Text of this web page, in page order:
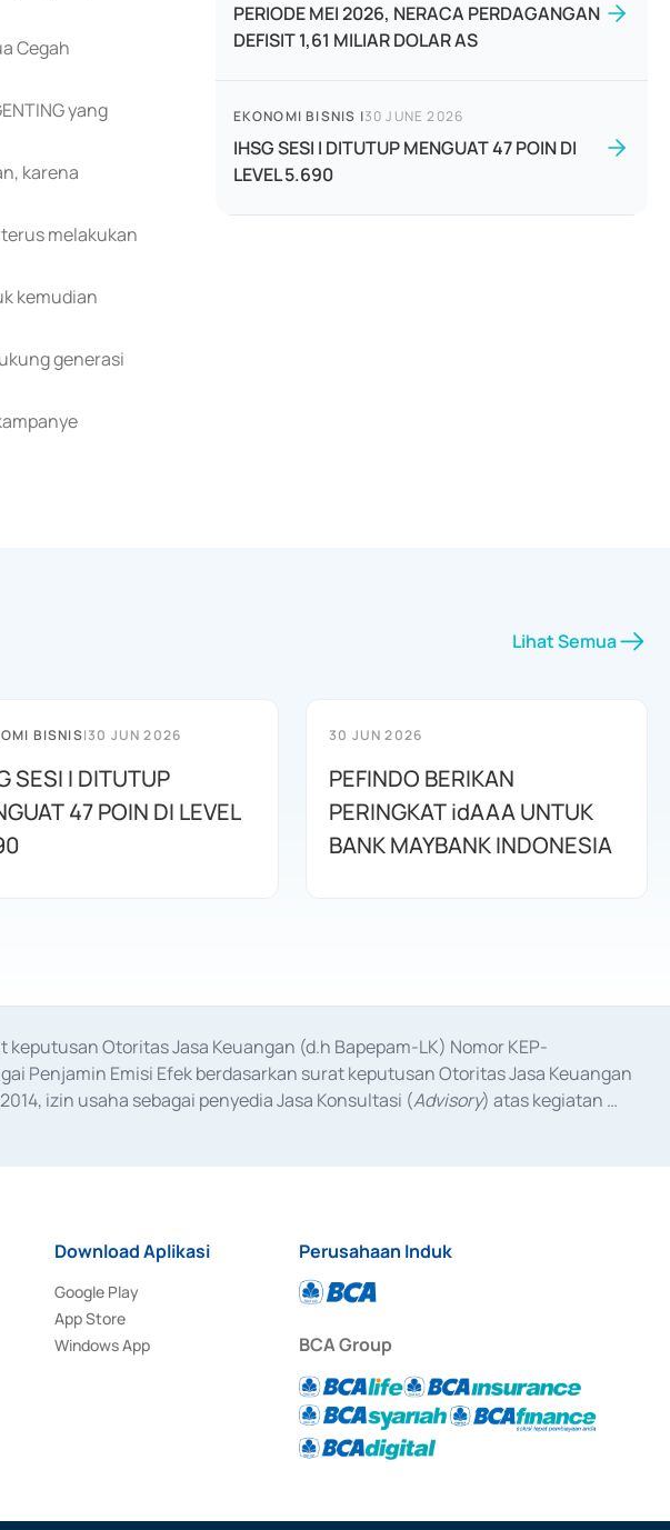
Cegah
yang
karena
melakukan
kemudian
generasi
PERIODE MEI 2026, NERACA PERDAGANGAN
DEFISIT 1,61 MILIAR DOLAR AS
EKONOMI BISNIS |30 JUNE 2026
IHSG SESI I DITUTUP MENGUAT 47 POIN DI
LEVEL 5.690
Lihat Semua
BISNIS|30 JUN 2026
SESI I DITUTUP
47 POIN DI LEVEL
30 JUN 2026
PEFINDO BERIKAN
PERINGKAT idAAA UNTUK
BANK MAYBANK INDONESIA
Otoritas Jasa Keuangan (d.h Bapepam-LK) Nomor KEP-
Penjamin Emisi Efek berdasarkan surat keputusan Otoritas Jasa Keuangan
izin usaha sebagai penyedia Jasa Konsultasi (Advisory) atas kegiatan
Download Aplikasi
Google Play
App Store
Windows App
Perusahaan Induk
BCA Group